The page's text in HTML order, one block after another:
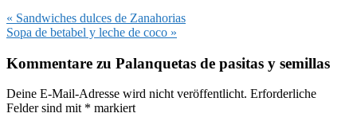
Vorheriger
Beitrag:
« Sandwiches dulces de Zanahorias
Nächster
Sopa de betabel y leche de coco »
Interaktionen
Kommentare zu Palanquetas de pasitas y semillas
Deine E-Mail-Adresse wird nicht veröffentlicht. Erforderliche
Felder sind mit * markiert